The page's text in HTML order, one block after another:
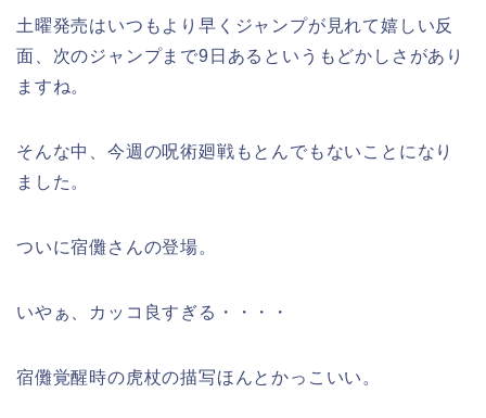
土曜発売はいつもより早くジャンプが見れて嬉しい反
面、次のジャンプまで9日あるというもどかしさがあり
ますね。
そんな中、今週の呪術廻戦もとんでもないことになり
ました。
ついに宿儺さんの登場。
いやぁ、カッコ良すぎる・・・・
宿儺覚醒時の虎杖の描写ほんとかっこいい。